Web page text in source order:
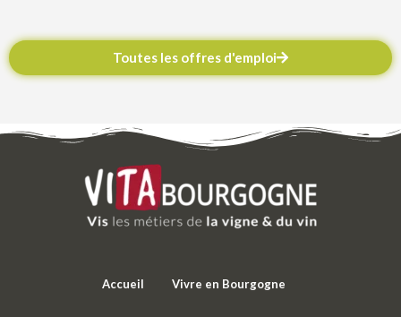
Toutes les offres d'emploi
Accueil Vivre en Bourgogne